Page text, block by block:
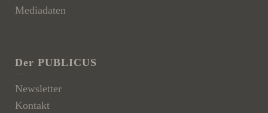
Mediadaten
Der PUBLICUS
Newsletter
Kontakt